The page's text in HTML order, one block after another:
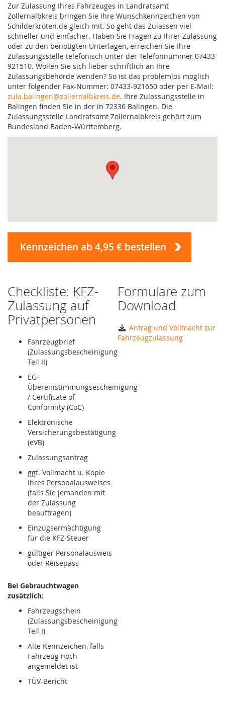
Zur Zulassung Ihres Fahrzeuges in Landratsamt
Zollernalbkreis bringen Sie Ihre Wunschkennzeichen von
Schilderkröten.de gleich mit. So geht das Zulassen viel
schneller und einfacher. Haben Sie Fragen zu Ihrer Zulassung
oder zu den benötigten Unterlagen, erreichen Sie Ihre
Zulassungsstelle telefonisch unter der Telefonnummer 07433-
921510. Wollen Sie sich lieber schriftlich an Ihre
Zulassungsbehörde wenden? So ist das problemlos möglich
unter folgender Fax-Nummer: 07433-921650 oder per E-Mail:
zula.balingen@zollernalbkreis.de. Ihre Zulassungsstelle in
Balingen finden Sie in der in 72336 Balingen. Die
Zulassungsstelle Landratsamt Zollernalbkreis gehört zum
Bundesland Baden-Württemberg.
Kennzeichen ab 4,95 € bestellen
Checkliste: KFZ-
Zulassung auf
Privatpersonen
Fahrzeugbrief
(Zulassungsbescheinigung
Teil II)
EG-
Übereinstimmungsescheinigung
/ Certificate of
Conformity (CoC)
Elektronische
Versicherungsbestätigung
(eVB)
Zulassungsantrag
ggf. Vollmacht u. Kopie
Ihres Personalausweises
(falls Sie jemanden mit
der Zulassung
beauftragen)
Einzugsermächtigung
für die KFZ-Steuer
gültiger Personalausweis
oder Reisepass
Bei Gebrauchtwagen
zusätzlich:
Fahrzeugschein
(Zulassungsbescheinigung
Teil I)
Alte Kennzeichen, falls
Fahrzeug noch
angemeldet ist
TÜV-Bericht
Formulare zum
Download
Antrag und Vollmacht zur
Fahrzeugzulassung